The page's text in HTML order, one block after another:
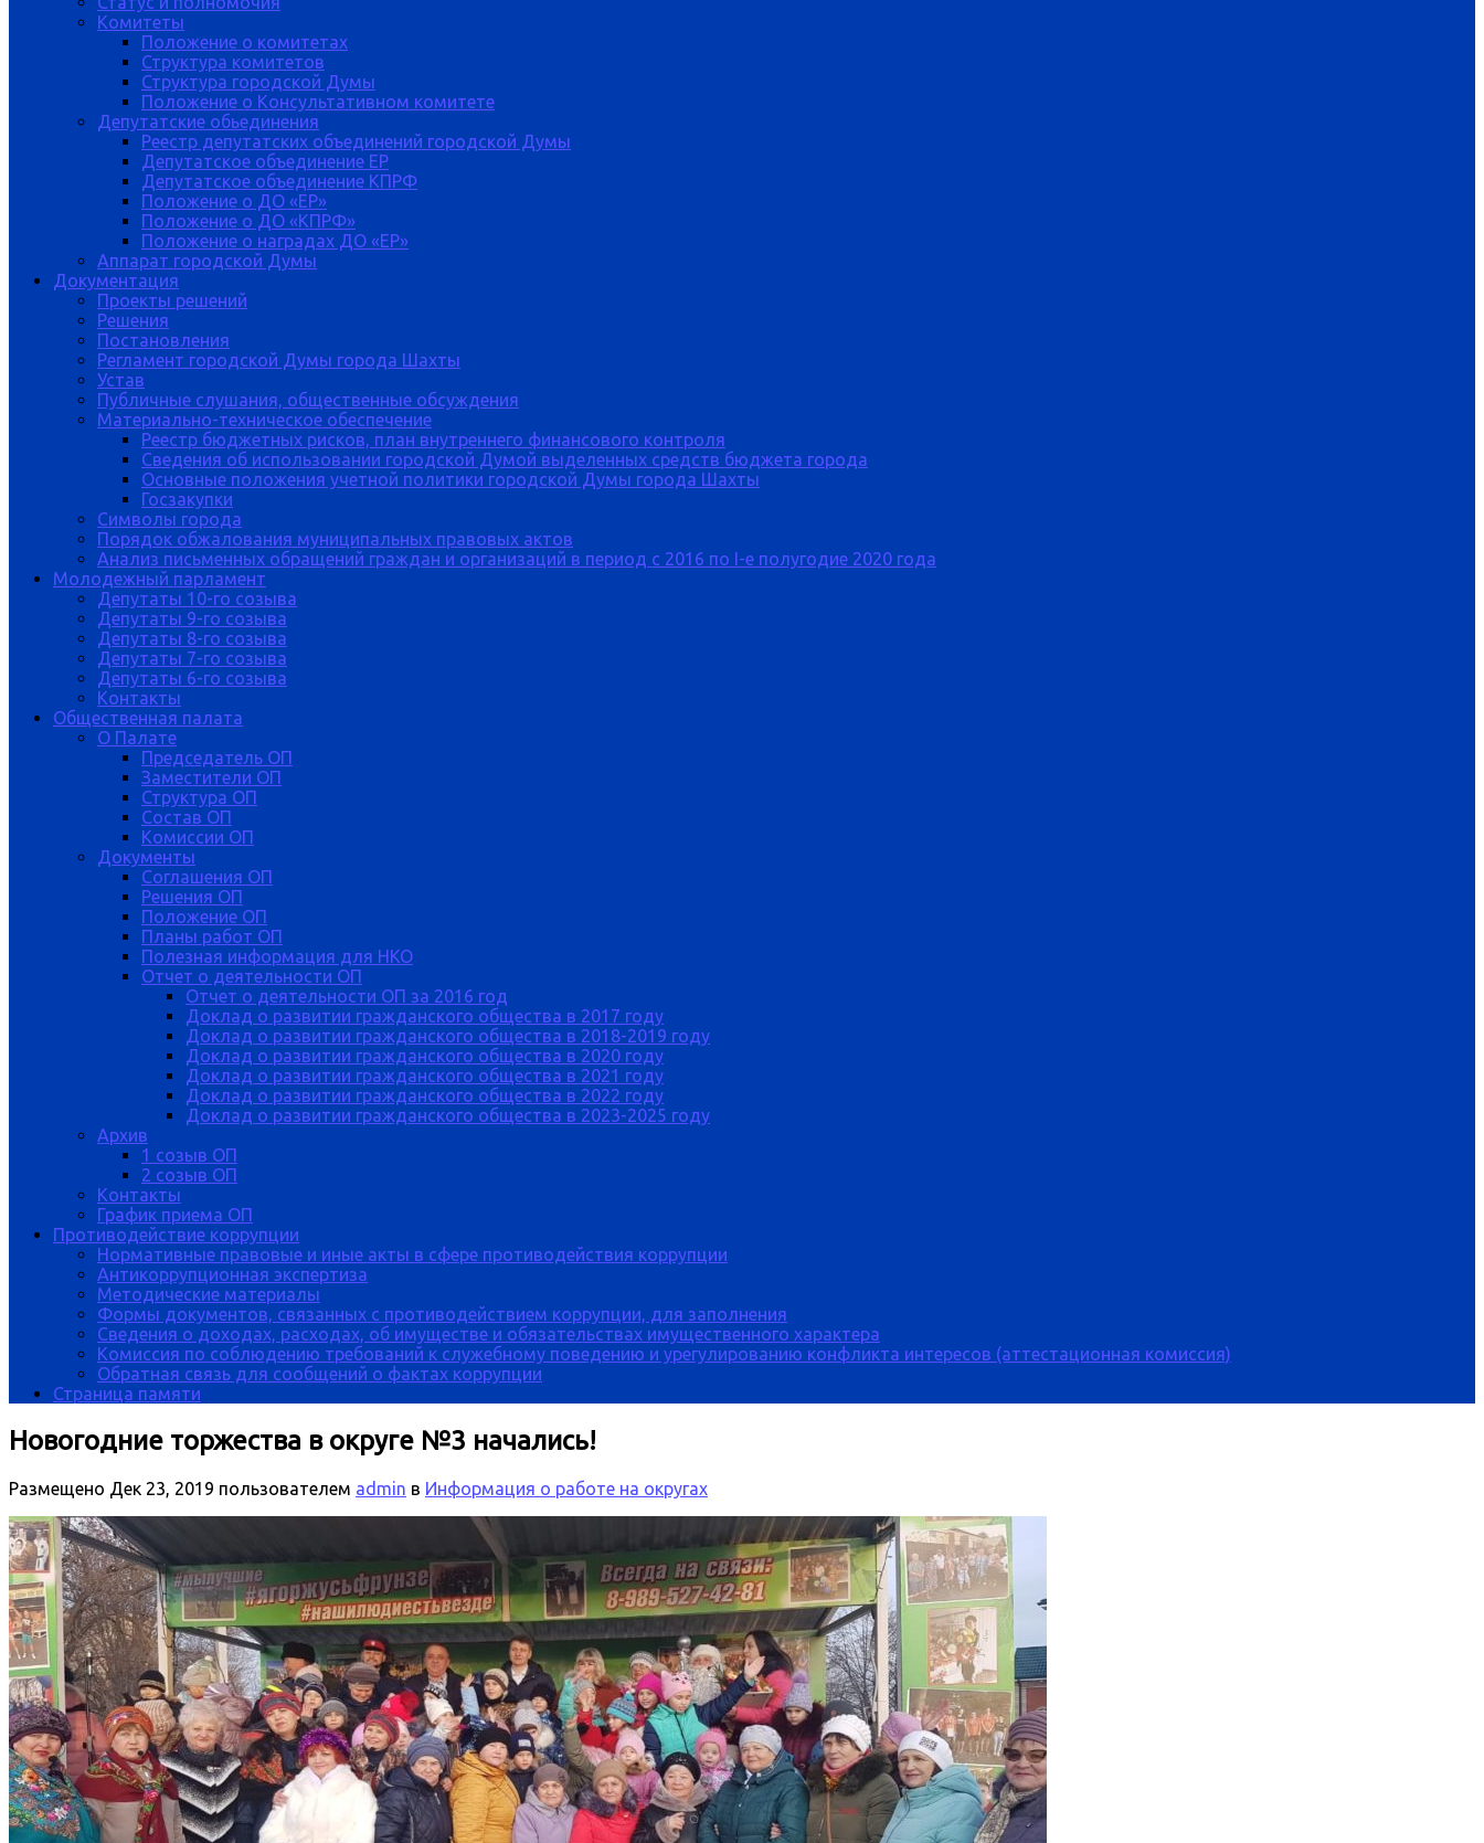
Комитеты
Положение о комитетах
Структура комитетов
Структура городской Думы
Положение о Консультативном комитете
Депутатские обьединения
Реестр депутатских объединений городской Думы
Депутатское объединение ЕР
Депутатское объединение КПРФ
Положение о ДО «ЕР»
Положение о ДО «КПРФ»
Положение о наградах ДО «ЕР»
Аппарат городской Думы
Документация
Проекты решений
Решения
Постановления
Регламент городской Думы города Шахты
Устав
Публичные слушания, общественные обсуждения
Материально-техническое обеспечение
Реестр бюджетных рисков, план внутреннего финансового контроля
Сведения об использовании городской Думой выделенных средств бюджета города
Основные положения учетной политики городской Думы города Шахты
Госзакупки
Символы города
Порядок обжалования муниципальных правовых актов
Анализ письменных обращений граждан и организаций в период с 2016 по I-е полугодие 2020 года
Молодежный парламент
Депутаты 10-го созыва
Депутаты 9-го созыва
Депутаты 8-го созыва
Депутаты 7-го созыва
Депутаты 6-го созыва
Контакты
Общественная палата
О Палате
Председатель ОП
Заместители ОП
Структура ОП
Состав ОП
Комиссии ОП
Документы
Соглашения ОП
Решения ОП
Положение ОП
Планы работ ОП
Полезная информация для НКО
Отчет о деятельности ОП
Отчет о деятельности ОП за 2016 год
Доклад о развитии гражданского общества в 2017 году
Доклад о развитии гражданского общества в 2018-2019 году
Доклад о развитии гражданского общества в 2020 году
Доклад о развитии гражданского общества в 2021 году
Доклад о развитии гражданского общества в 2022 году
Доклад о развитии гражданского общества в 2023-2025 году
Архив
1 созыв ОП
2 созыв ОП
Контакты
График приема ОП
Противодействие коррупции
Нормативные правовые и иные акты в сфере противодействия коррупции
Антикоррупционная экспертиза
Методические материалы
Формы документов, связанных с противодействием коррупции, для заполнения
Сведения о доходах, расходах, об имуществе и обязательствах имущественного характера
Комиссия по соблюдению требований к служебному поведению и урегулированию конфликта интересов (аттестационная комиссия)
Обратная связь для сообщений о фактах коррупции
Страница памяти
Новогодние торжества в округе №3 начались!
Размещено Дек 23, 2019 пользователем admin в Информация о работе на округах